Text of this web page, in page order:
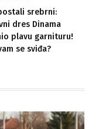
srebrni:
dres Dinama
plavu garnituru!
se sviđa?